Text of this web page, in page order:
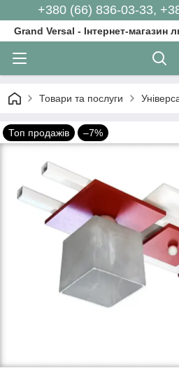
+380 (66) 836-03-33,
Grand Versal - Інтернет-магазин
Товари та послуги
Топ продажів –7%